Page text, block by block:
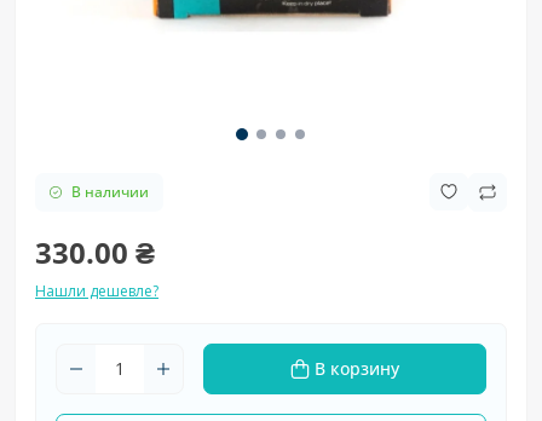
В наличии
330.00 ₴
Нашли дешевле?
В корзину